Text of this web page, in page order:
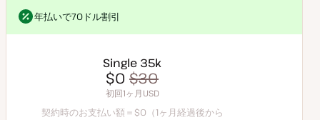
年払いで70ドル割引
年払いで70ドル割引
Single 35k
契約時のお支払い額＝$0（1ヶ月経過後から$35で自動更新）
$0 $30
初回1ヶ月USD
契約時のお支払い額＝$0（1ヶ月経過後から